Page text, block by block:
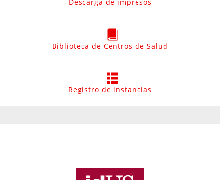
Descarga de impresos
Biblioteca de Centros de Salud
Registro de instancias